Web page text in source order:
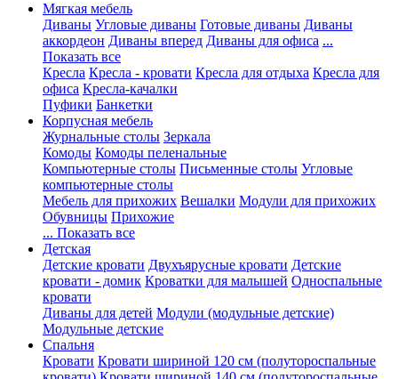
Мягкая мебель
Диваны Угловые диваны Готовые диваны Диваны
аккордеон Диваны вперед Диваны для офиса ...
Показать все
Кресла Кресла - кровати Кресла для отдыха Кресла для
офиса Кресла-качалки
Пуфики Банкетки
Корпусная мебель
Журнальные столы Зеркала
Комоды Комоды пеленальные
Компьютерные столы Письменные столы Угловые
компьютерные столы
Мебель для прихожих Вешалки Модули для прихожих
Обувницы Прихожие
... Показать все
Детская
Детские кровати Двухъярусные кровати Детские
кровати - домик Кроватки для малышей Односпальные
кровати
Диваны для детей Модули (модульные детские)
Модульные детские
Спальня
Кровати Кровати шириной 120 см (полутороспальные